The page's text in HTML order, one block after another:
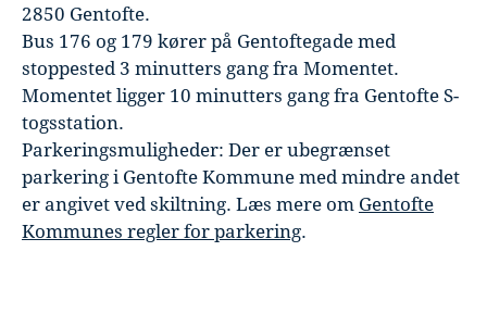
2850 Gentofte.
Bus 176 og 179 kører på Gentoftegade med
stoppested 3 minutters gang fra Momentet.
Momentet ligger 10 minutters gang fra Gentofte S-
togsstation.
Parkeringsmuligheder: Der er ubegrænset
parkering i Gentofte Kommune med mindre andet
er angivet ved skiltning. Læs mere om Gentofte
Kommunes regler for parkering.